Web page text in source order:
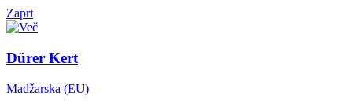
Zaprt
Dürer Kert
Madžarska (EU)